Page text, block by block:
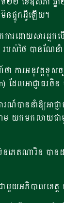
២២ ខែឧសភា ឆ្
ផ្ទុកអ្វីឡើយ។
ការដោយសារអ្
បស់ថៃ បានណែន
ថា ការ​អនុវត្ត​
ែល​អាជ្ញាធរ​ចិ
បាននាំឱ្យអាជ្ញ
យកមកលាយជា
ណារិន បានដាក់
យ​អភិបាល​ខេត្ត